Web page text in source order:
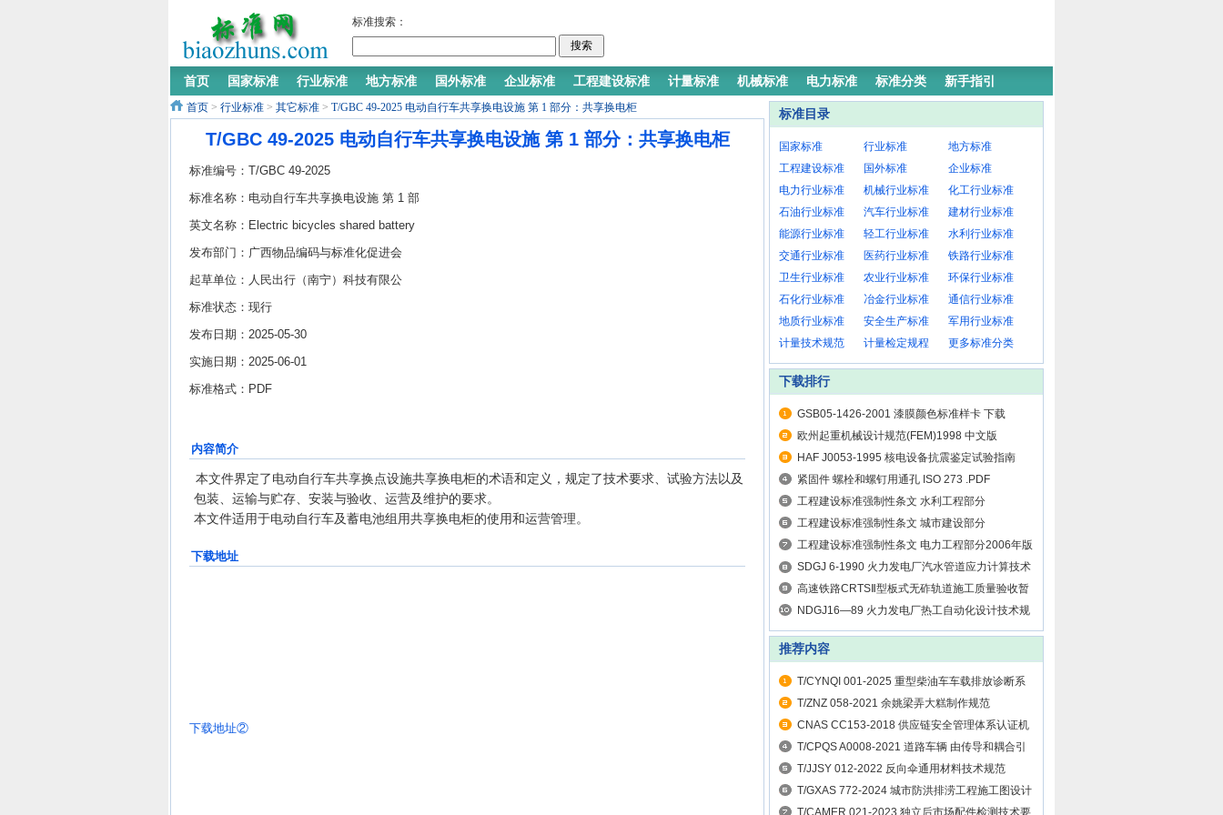
标准搜索：
首页 国家标准 行业标准 地方标准 国外标准 企业标准 工程建设标准 计量标准 机械标准 电力标准 标准分类 新手指引
首页 > 行业标准 > 其它标准 > T/GBC 49-2025 电动自行车共享换电设施 第 1 部分：共享换电柜
T/GBC 49-2025 电动自行车共享换电设施 第 1 部分：共享换电柜
标准编号：T/GBC 49-2025
标准名称：电动自行车共享换电设施 第 1 部
分：共享换电柜
英文名称：Electric bicycles shared battery
swapping facilities— Part 1:Shared battery
swapping cabinet
发布部门：广西物品编码与标准化促进会
起草单位：人民出行（南宁）科技有限公
司、南宁市电动车行业协会、广西壮族自治
区标准技术研究院
标准状态：现行
发布日期：2025-05-30
实施日期：2025-06-01
标准格式：PDF
内容简介
本文件界定了电动自行车共享换点设施共享换电柜的术语和定义，规定了技术要求、试验方法以及
包装、运输与贮存、安装与验收、运营及维护的要求。
本文件适用于电动自行车及蓄电池组用共享换电柜的使用和运营管理。
下载地址
下载地址②
标准目录
国家标准 行业标准
地方标准
工程建设标准
国外标准
企业标准
电力行业标准
机械行业标准
化工行业标准
石油行业标准
汽车行业标准
建材行业标准
能源行业标准
轻工行业标准
水利行业标准
交通行业标准
医药行业标准
铁路行业标准
卫生行业标准
农业行业标准
环保行业标准
石化行业标准
冶金行业标准
通信行业标准
地质行业标准
安全生产标准
军用行业标准
计量技术规范
计量检定规程 更多标准分类
下载排行
GSB05-1426-2001 漆膜颜色标准样卡 下载
欧州起重机械设计规范(FEM)1998 中文版
HAF J0053-1995 核电设备抗震鉴定试验指南
紧固件 螺栓和螺钉用通孔 ISO 273 .PDF
工程建设标准强制性条文 水利工程部分
工程建设标准强制性条文 城市建设部分
工程建设标准强制性条文 电力工程部分2006年版
SDGJ 6-1990 火力发电厂汽水管道应力计算技术
规定
高速铁路CRTSⅡ型板式无砟轨道施工质量验收暂
行标准 铁建设[2009]218号
NDGJ16—89 火力发电厂热工自动化设计技术规
定 仅供参考
推荐内容
T/CYNQI 001-2025 重型柴油车车载排放诊断系
统（OBD）应用技术要求
T/ZNZ 058-2021 余姚梁弄大糕制作规范
CNAS CC153-2018 供应链安全管理体系认证机
构要求
T/CPQS A0008-2021 道路车辆 由传导和耦合引
起的电骚扰 沿高压屏蔽电源线的电瞬态传导
T/JJSY 012-2022 反向伞通用材料技术规范
T/GXAS 772-2024 城市防洪排涝工程施工图设计
文件审查工作规范
T/CAMER 021-2023 独立后市场配件检测技术要